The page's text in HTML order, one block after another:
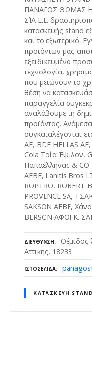
ΠΑΝΑΓΟΣ ΘΩΜΑΣ Η
ΣΊΑ Ε.Ε.
κατασκευής stand
και το εξωτερικό.
προϊόντων μας
εξειδικευμένο
τεχνολογία,
που μειώνουν το
θέση να
παραγγελία
αναλάβουμε τη
προϊόντος.
συγκαταλέγονται
AE, BDF HELLAS
Cola Τρία Έψιλον,
Παπαέλληνας &
ΑΕΒΕ, Lanitis Bros
ROPTRO, ROBERT
PROVENCE SA,
SAKSON AEΒΕ,
BERSON ΑΦΟΙ Κ.
ΔΙΕΎΘΥΝΣΗ
Θέμιδος
Αττικής, 18233
ΙΣΤΟΣΕΛΊΔΑ
ΚΑΤΑΣΚΕΥΉ STAND